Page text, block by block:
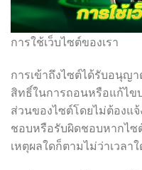
การใช้เว็บไซต์ของเรา
การเข้าถึงไซต์ได้รับอนุญ
สิทธิ์ในการถอนหรือแก้ไข
ส่วนของไซต์โดยไม่ต้องแ
ชอบหรือรับผิดชอบหากไซ
เหตุผลใดก็ตามไม่ว่าเวลา